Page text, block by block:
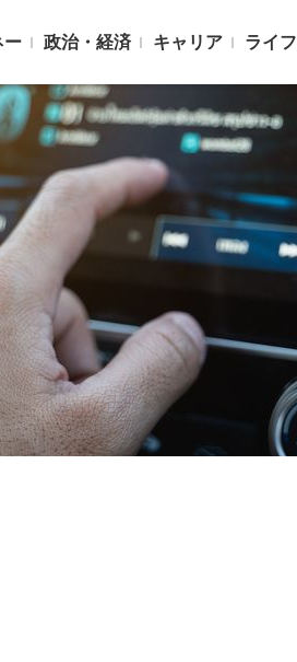
ー 政治・経済 キャリア ライフ